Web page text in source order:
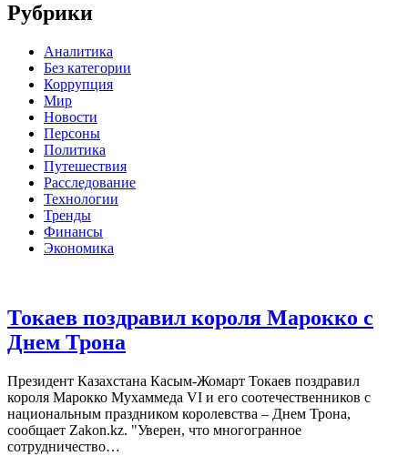
Рубрики
Аналитика
Без категории
Коррупция
Мир
Новости
Персоны
Политика
Путешествия
Расследование
Технологии
Тренды
Финансы
Экономика
Токаев поздравил короля Марокко с
Днем Трона
Президент Казахстана Касым-Жомарт Токаев поздравил
короля Марокко Мухаммеда VI и его соотечественников с
национальным праздником королевства – Днем Трона,
сообщает Zakon.kz. "Уверен, что многогранное
сотрудничество…